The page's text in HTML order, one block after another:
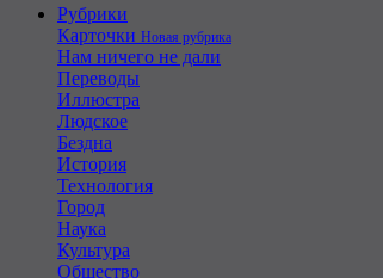
Рубрики
Карточки Новая рубрика
Нам ничего не дали
Переводы
Иллюстра
Людское
Бездна
История
Технология
Город
Наука
Культура
Общество